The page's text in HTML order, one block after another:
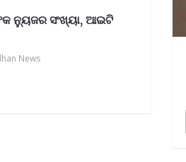
ନ୍ୟୁଜର ସଂଖ୍ୟା, ଆଇଟି
News